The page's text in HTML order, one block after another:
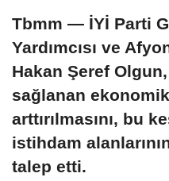
Tbmm — İYİ Parti
Yardımcısı ve
Hakan Şeref
sağlanan
arttırılmasını, bu
istihdam
talep etti.